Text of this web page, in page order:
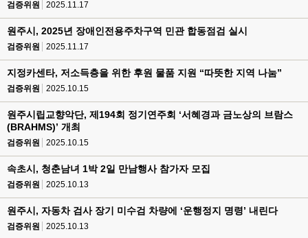
검증위원 2025.11.17
원주시, 2025년 장애인전용주차구역 민관 합동점검 실시
검증위원 2025.11.17
지정카센타, 저소득층을 위한 후원 물품 지원 “따뜻한 지역 나눔”
검증위원 2025.10.15
원주시립교향악단, 제194회 정기연주회 ‘서혜경과 금노상의 브람스
(BRAHMS)’ 개최
검증위원 2025.10.15
속초시, 청춘남녀 1박 2일 만남행사 참가자 모집
검증위원 2025.10.13
원주시, 자동차 검사 장기 미수검 차량에 ‘운행정지 명령’ 내린다
검증위원 2025.10.13